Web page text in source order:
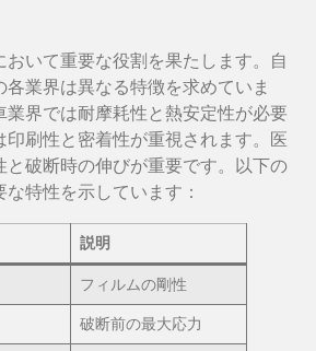
いて重要な役割を果たします。自
業界は異なる特徴を求めていま
業界では耐摩耗性と熱安定性が必要
印刷性と密着性が重視されます。医
と破断時の伸びが重要です。以下の
特性を示しています：
説明
フィルムの剛性
破断前の最大応力